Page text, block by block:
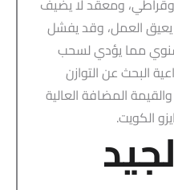
ومعقد لا يضيف
العمل، وقد يفشل
مما يؤدي لسحب
البحث عن التوازن
المضافة العالية
الكويت.